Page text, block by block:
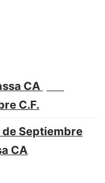
CA
C.F.
Septiembre
CA